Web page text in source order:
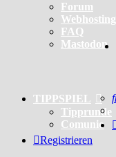
Forum
Webhosting
FAQ
Mastodon
TIPPSPIEL
Tipprunde
Comunio
Registrieren